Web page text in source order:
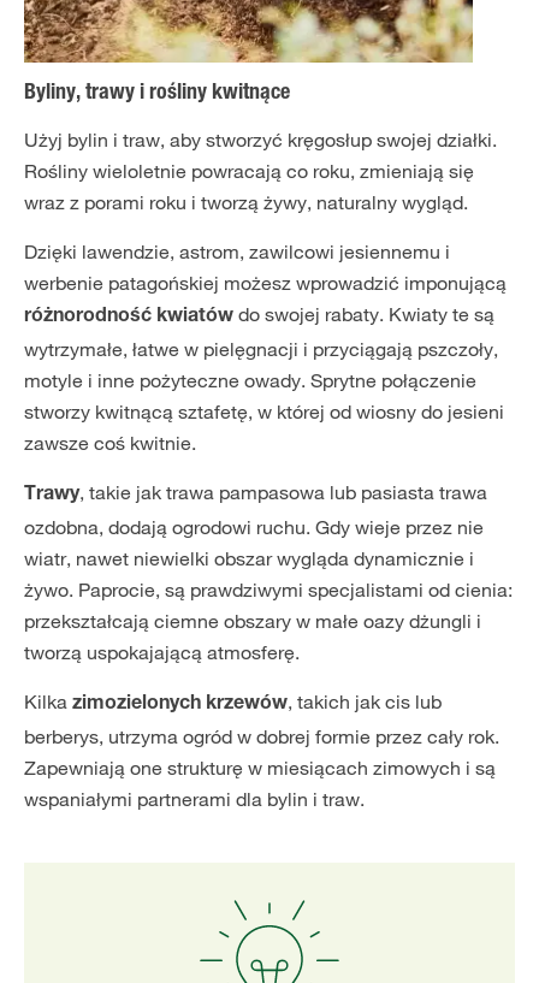
Byliny, trawy i rośliny kwitnące
Użyj bylin i traw, aby stworzyć kręgosłup swojej działki.
Rośliny wieloletnie powracają co roku, zmieniają się
wraz z porami roku i tworzą żywy, naturalny wygląd.
Dzięki lawendzie, astrom, zawilcowi jesiennemu i
werbenie patagońskiej możesz wprowadzić imponującą
różnorodność kwiatów do swojej rabaty. Kwiaty te są
wytrzymałe, łatwe w pielęgnacji i przyciągają pszczoły,
motyle i inne pożyteczne owady. Sprytne połączenie
stworzy kwitnącą sztafetę, w której od wiosny do jesieni
zawsze coś kwitnie.
Trawy, takie jak trawa pampasowa lub pasiasta trawa
ozdobna, dodają ogrodowi ruchu. Gdy wieje przez nie
wiatr, nawet niewielki obszar wygląda dynamicznie i
żywo. Paprocie, są prawdziwymi specjalistami od cienia:
przekształcają ciemne obszary w małe oazy dżungli i
tworzą uspokajającą atmosferę.
Kilka zimozielonych krzewów, takich jak cis lub
berberys, utrzyma ogród w dobrej formie przez cały rok.
Zapewniają one strukturę w miesiącach zimowych i są
wspaniałymi partnerami dla bylin i traw.